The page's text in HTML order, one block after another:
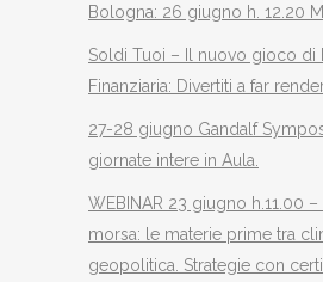
Bologna: 26 giugno h. 12.20
Soldi Tuoi – Il nuovo gioco di
Finanziaria: Divertiti a far
27-28 giugno Gandalf
giornate intere in Aula.
WEBINAR 23 giugno h.11.00
morsa: le materie prime tra
geopolitica. Strategie con